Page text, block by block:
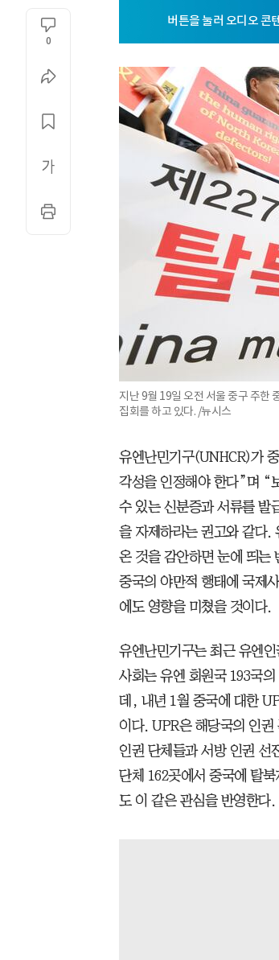
0
지난 9월 19일 오전 서울 중구 주한
집회를 하고 있다. /뉴시스
유엔난민기구(UNHCR)가
각성을 인정해야 한다”며 “
수 있는 신분증과 서류를 발
을 자제하라는 권고와 같다.
온 것을 감안하면 눈에 띄는
중국의 야만적 행태에 국제
에도 영향을 미쳤을 것이다.
유엔난민기구는 최근 유엔
사회는 유엔 회원국 193국
데, 내년 1월 중국에 대한
이다. UPR은 해당국의 인권
인권 단체들과 서방 인권 선
단체 162곳에서 중국에 탈
도 이 같은 관심을 반영한다.